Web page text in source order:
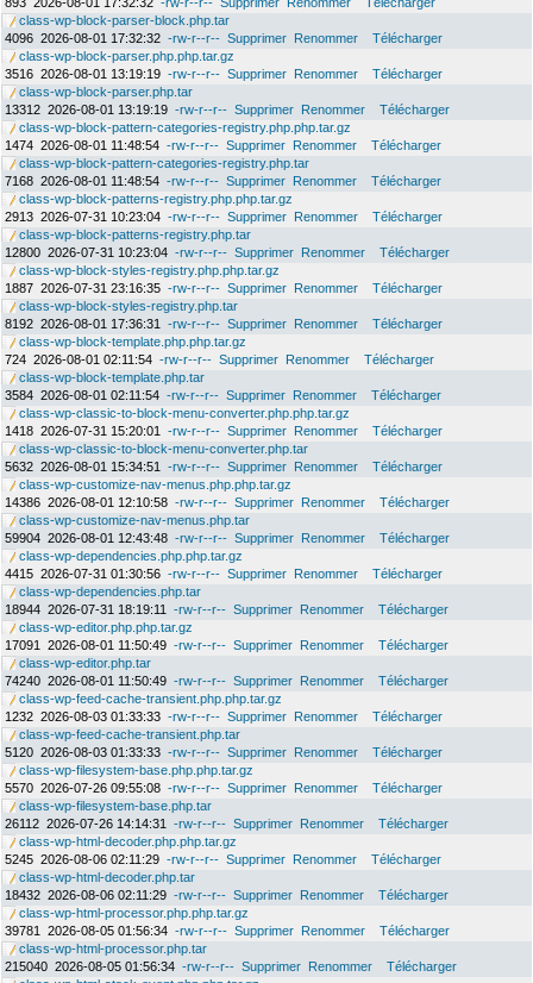
class-wp-block-parser-block.php.tar
4096 2026-08-01 17:32:32 -rw-r--r-- Supprimer Renommer
Télécharger
class-wp-block-parser.php.php.tar.gz
3516 2026-08-01 13:19:19 -rw-r--r-- Supprimer Renommer
Télécharger
class-wp-block-parser.php.tar
13312 2026-08-01 13:19:19 -rw-r--r-- Supprimer Renommer
Télécharger
class-wp-block-pattern-categories-registry.php.php.tar.gz
1474 2026-08-01 11:48:54 -rw-r--r-- Supprimer Renommer
Télécharger
class-wp-block-pattern-categories-registry.php.tar
7168 2026-08-01 11:48:54 -rw-r--r-- Supprimer Renommer
Télécharger
class-wp-block-patterns-registry.php.php.tar.gz
2913 2026-07-31 10:23:04 -rw-r--r-- Supprimer Renommer
Télécharger
class-wp-block-patterns-registry.php.tar
12800 2026-07-31 10:23:04 -rw-r--r-- Supprimer Renommer
Télécharger
class-wp-block-styles-registry.php.php.tar.gz
1887 2026-07-31 23:16:35 -rw-r--r-- Supprimer Renommer
Télécharger
class-wp-block-styles-registry.php.tar
8192 2026-08-01 17:36:31 -rw-r--r-- Supprimer Renommer
Télécharger
class-wp-block-template.php.php.tar.gz
724 2026-08-01 02:11:54 -rw-r--r-- Supprimer Renommer
Télécharger
class-wp-block-template.php.tar
3584 2026-08-01 02:11:54 -rw-r--r-- Supprimer Renommer
Télécharger
class-wp-classic-to-block-menu-converter.php.php.tar.gz
1418 2026-07-31 15:20:01 -rw-r--r-- Supprimer Renommer
Télécharger
class-wp-classic-to-block-menu-converter.php.tar
5632 2026-08-01 15:34:51 -rw-r--r-- Supprimer Renommer
Télécharger
class-wp-customize-nav-menus.php.php.tar.gz
14386 2026-08-01 12:10:58 -rw-r--r-- Supprimer Renommer
Télécharger
class-wp-customize-nav-menus.php.tar
59904 2026-08-01 12:43:48 -rw-r--r-- Supprimer Renommer
Télécharger
class-wp-dependencies.php.php.tar.gz
4415 2026-07-31 01:30:56 -rw-r--r-- Supprimer Renommer
Télécharger
class-wp-dependencies.php.tar
18944 2026-07-31 18:19:11 -rw-r--r-- Supprimer Renommer
Télécharger
class-wp-editor.php.php.tar.gz
17091
2026-08-01 11:50:49 -rw-r--r-- Supprimer Renommer
Télécharger
class-wp-editor.php.tar
74240 2026-08-01 11:50:49 -rw-r--r-- Supprimer Renommer
Télécharger
class-wp-feed-cache-transient.php.php.tar.gz
1232 2026-08-03 01:33:33 -rw-r--r-- Supprimer Renommer
Télécharger
class-wp-feed-cache-transient.php.tar
5120 2026-08-03 01:33:33 -rw-r--r-- Supprimer Renommer
Télécharger
class-wp-filesystem-base.php.php.tar.gz
5570 2026-07-26 09:55:08 -rw-r--r-- Supprimer Renommer
Télécharger
class-wp-filesystem-base.php.tar
26112 2026-07-26 14:14:31 -rw-r--r-- Supprimer Renommer
Télécharger
class-wp-html-decoder.php.php.tar.gz
5245 2026-08-06 02:11:29 -rw-r--r-- Supprimer Renommer
Télécharger
class-wp-html-decoder.php.tar
18432 2026-08-06 02:11:29 -rw-r--r-- Supprimer Renommer
Télécharger
class-wp-html-processor.php.php.tar.gz
39781
2026-08-05 01:56:34 -rw-r--r-- Supprimer Renommer
Télécharger
class-wp-html-processor.php.tar
215040 2026-08-05 01:56:34 -rw-r--r-- Supprimer Renommer
Télécharger